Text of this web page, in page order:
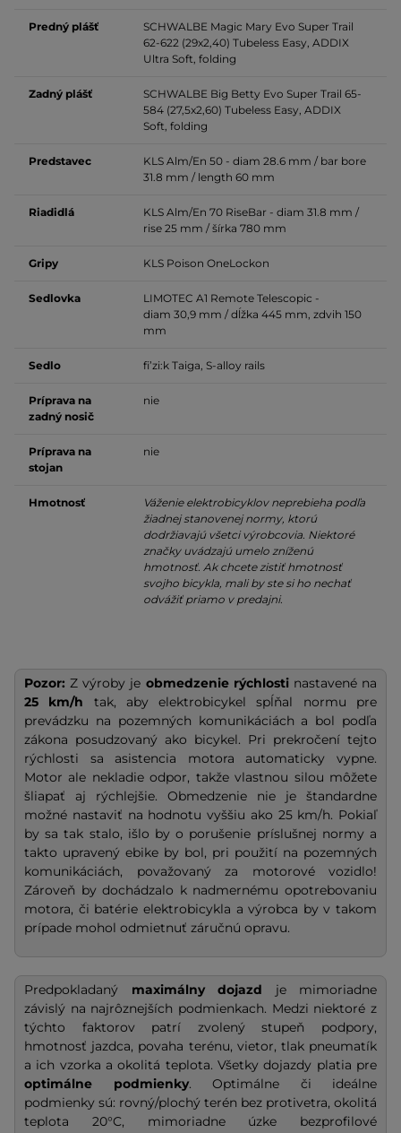
Predný plášť
SCHWALBE Magic Mary Evo Super Trail
62-622 (29x2,40) Tubeless Easy, ADDIX
Ultra Soft, folding
Zadný plášť
SCHWALBE Big Betty Evo Super Trail 65-
584 (27,5x2,60) Tubeless Easy, ADDIX
Soft, folding
Predstavec KLS Alm/En 50 - diam 28.6 mm / bar bore
31.8 mm / length 60 mm
Riadidlá KLS Alm/En 70 RiseBar - diam 31.8 mm /
rise 25 mm / šírka 780 mm
Gripy KLS Poison OneLockon
Sedlovka
LIMOTEC A1 Remote Telescopic -
diam 30,9 mm / dĺžka 445 mm, zdvih 150
mm
Sedlo fi’zi:k Taiga, S-alloy rails
Príprava na
zadný nosič
nie
Príprava na
stojan
nie
Hmotnosť
Váženie elektrobicyklov neprebieha podľa
žiadnej stanovenej normy, ktorú
dodržiavajú všetci výrobcovia. Niektoré
značky uvádzajú umelo zníženú
hmotnosť. Ak chcete zistiť hmotnosť
svojho bicykla, mali by ste si ho nechať
odvážiť priamo v predajni.
Pozor: Z výroby je obmedzenie rýchlostinastavené na
25 km/h tak, aby elektrobicykel spĺňal normu pre
prevádzku na pozemných komunikáciách a bol podľa
zákona posudzovaný ako bicykel. Pri prekročení tejto
rýchlosti sa asistencia motora automaticky vypne.
Motor ale nekladie odpor, takže vlastnou silou môžete
šliapať aj rýchlejšie. Obmedzenie nie je štandardne
možné nastaviť na hodnotu vyššiu ako 25 km/h. Pokiaľ
by sa tak stalo, išlo by o porušenie príslušnej normy a
takto upravený ebike by bol, pri použití na pozemných
komunikáciách, považovaný za motorové vozidlo!
Zároveň by dochádzalo k nadmernému opotrebovaniu
motora, či batérie elektrobicykla a výrobca by v takom
prípade mohol odmietnuť záručnú opravu.
Predpokladaný maximálny dojazd je mimoriadne
závislý na najrôznejších podmienkach. Medzi niektoré z
týchto faktorov patrí zvolený stupeň podpory,
hmotnosť jazdca, povaha terénu, vietor, tlak pneumatík
a ich vzorka a okolitá teplota. Všetky dojazdy platia pre
optimálne podmienky. Optimálne či ideálne
podmienky sú: rovný/plochý terén bez protivetra, okolitá
teplota 20°C, mimoriadne úzke bezprofilové